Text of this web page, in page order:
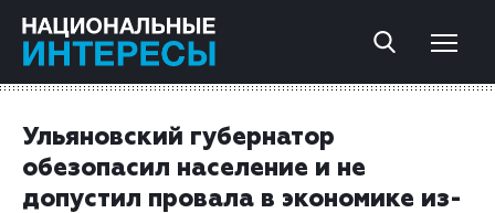
Ульяновский губернатор
обезопасил население и не
допустил провала в экономике из-